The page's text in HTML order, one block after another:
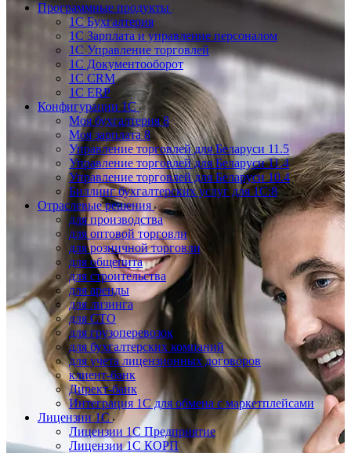
Программные продукты
1С Бухгалтерия
1С Зарплата и управление персоналом
1С Управление торговлей
1С Документооборот
1С CRM
1С ERP
Конфигурации 1С
Моя бухгалтерия 8
Моя зарплата 8
Управление торговлей для Беларуси 11.5
Управление торговлей для Беларуси 11.4
Управление торговлей для Беларуси 10.4
Биллинг бухгалтерских услуг для 1С:8
Отраслевые решения
для производства
для оптовой торговли
для розничной торговли
для общепита
для строительства
для аренды
для лизинга
для СТО
для грузоперевозок
для бухгалтерских компаний
для учета лицензионных договоров
клиент-банк
Директ-банк
Интеграция 1C для обмена с маркетплейсами
Лицензии 1С
Лицензии 1С Предприятие
Лицензии 1С КОРП